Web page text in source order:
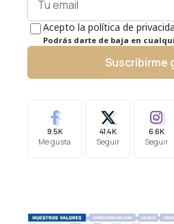
Acepto la política de
Podrás darte de baja en
Suscribirme
9.5K
Me gusta
41.4K
Seguir
6.6K
Seguir